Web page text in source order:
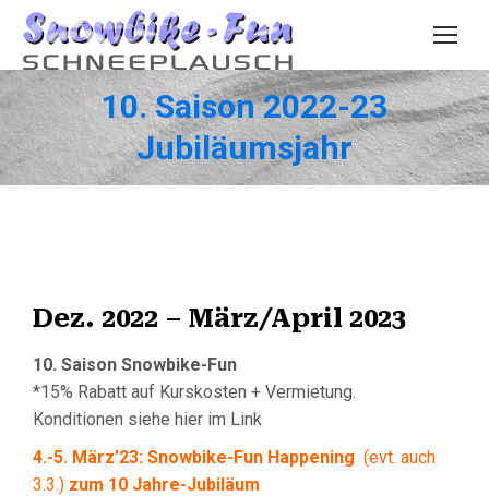
10. Saison 2022-23
Jubiläumsjahr
Dez. 2022 – März/April 2023
10. Saison Snowbike-Fun
*15% Rabatt auf Kurskosten + Vermietung.
Konditionen siehe hier im Link
4.-5. März’23: Snowbike-Fun Happening (evt. auch
3.3.) zum 10 Jahre-Jubiläum